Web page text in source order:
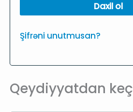
Daxil ol
Şifrəni unutmusan?
Qeydiyyatdan keç